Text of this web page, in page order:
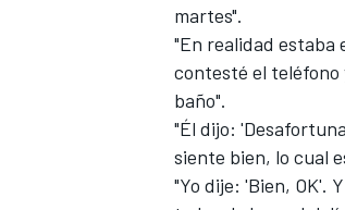
FÓRMULA E
martes".
"En realidad estaba
contesté el teléfono
baño".
"Él dijo:
siente bien, lo cual
"Yo dije: 'Bien, OK'.